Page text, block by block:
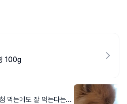
100g
먹는데도 잘 먹는다는...